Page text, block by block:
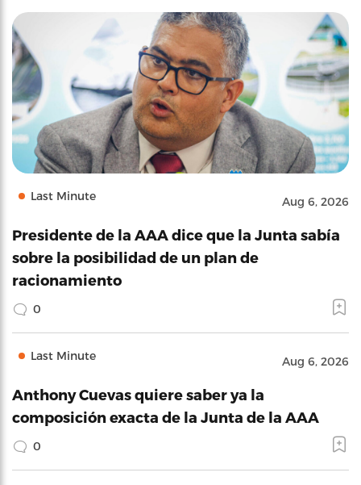
Last Minute Aug 6, 2026
Presidente de la AAA dice que la Junta sabía
sobre la posibilidad de un plan de
racionamiento
0
Last Minute Aug 6, 2026
Anthony Cuevas quiere saber ya la
composición exacta de la Junta de la AAA
0